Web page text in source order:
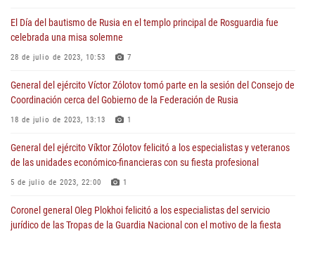
El Día del bautismo de Rusia en el templo principal de Rosguardia fue
celebrada una misa solemne
28 de julio de 2023, 10:53 7
General del ejército Víctor Zólotov tomó parte en la sesión del Consejo de
Coordinación cerca del Gobierno de la Federación de Rusia
18 de julio de 2023, 13:13 1
General del ejército Víktor Zólotov felicitó a los especialistas y veteranos
de las unidades económico-financieras con su fiesta profesional
5 de julio de 2023, 22:00 1
Coronel general Oleg Plokhoi felicitó a los especialistas del servicio
jurídico de las Tropas de la Guardia Nacional con el motivo de la fiesta